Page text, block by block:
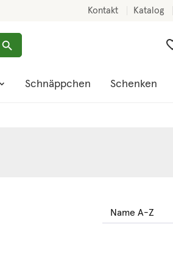
Kontakt Katalog
Schnäppchen Schenken